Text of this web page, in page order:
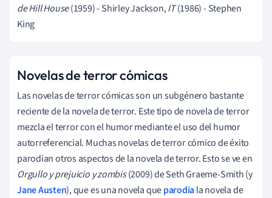
de Hill House(1959) - Shirley Jackson,IT(1986) - Stephen
King
Novelas de terror cómicas
Las novelas de terror cómicas son un subgénero bastante
reciente de la novela de terror. Este tipo de novela de terror
mezcla el terror con el humor mediante el uso del humor
autorreferencial. Muchas novelas de terror cómico de éxito
parodian otros aspectos de la novela de terror. Esto se ve en
Orgullo y prejuicio y zombis(2009) de Seth Graeme-Smith (y
Jane Austen), que es una novela queparodiala novela de